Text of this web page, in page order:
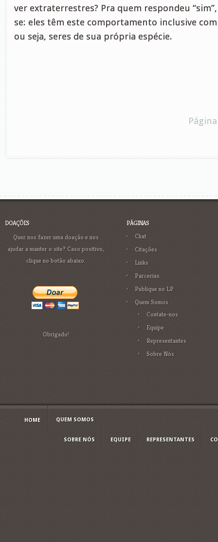
ver extraterrestres? Pra quem respondeu
se: eles têm este comportamento inclusive
ou seja, seres de sua própria espécie.
DOAÇÕES
Quer nos fazer uma doação e nos
ajudar a manter o site? Caso positivo,
clique no botão abaixo.
Obrigado!
PÁGINAS
Chat
Citações
Links
Parcerias
Publique no LP
Quem Somos
Contate-nos
Equipe
Representantes
Sobre Nós
HOME QUEM SOMOS
SOBRE NÓS EQUIPE REPRESENTANTES